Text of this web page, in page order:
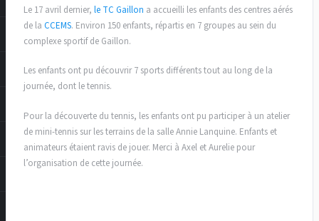
Le 17 avril dernier, le TC Gaillon a accueilli les enfants des centres aérés
de la CCEMS. Environ 150 enfants, répartis en 7 groupes au sein du
complexe sportif de Gaillon.
Les enfants ont pu découvrir 7 sports différents tout au long de la
journée, dont le tennis.
Pour la découverte du tennis, les enfants ont pu participer à un atelier
de mini-tennis sur les terrains de la salle Annie Lanquine. Enfants et
animateurs étaient ravis de jouer. Merci à Axel et Aurelie pour
l’organisation de cette journée.